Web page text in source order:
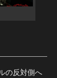
の反対側へ